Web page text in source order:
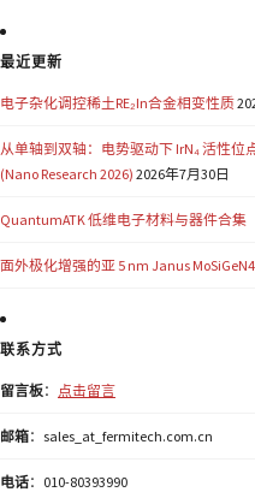
最近更新
电子杂化调控稀土RE₂In合金相变性质
从单轴到双轴：电势驱动下 IrN₄ 活性位
(Nano Research 2026) 2026年7月30日
QuantumATK 低维电子材料与器件合集
面外极化增强的亚 5 nm Janus
联系方式
留言板： 点击留言
邮箱：sales_at_fermitech.com.cn
电话：010-80393990